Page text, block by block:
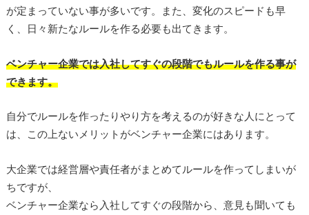
が定まっていない事が多いです。また、変化のスピードも早
く、日々新たなルールを作る必要も出てきます。
ベンチャー企業では入社してすぐの段階でもルールを作る事が
できます。
自分でルールを作ったりやり方を考えるのが好きな人にとって
は、この上ないメリットがベンチャー企業にはあります。
大企業では経営層や責任者がまとめてルールを作ってしまいが
ちですが、
ベンチャー企業なら入社してすぐの段階から、意見も聞いても